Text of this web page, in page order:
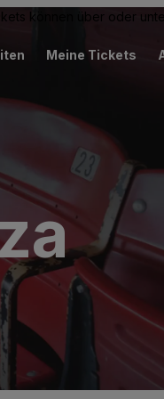
können über oder
Meine Tickets